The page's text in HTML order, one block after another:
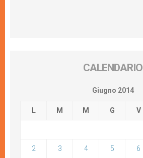
CALENDARIO
Giugno 2014
L M M G V
2 3 4 5 6